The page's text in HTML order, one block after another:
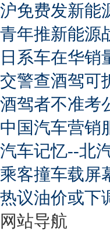
沪免费发新能
青年推新能源
日系车在华销
交警查酒驾可
酒驾者不准考
中国汽车营销
汽车记忆--北
乘客撞车载屏
热议油价或下
网站导航